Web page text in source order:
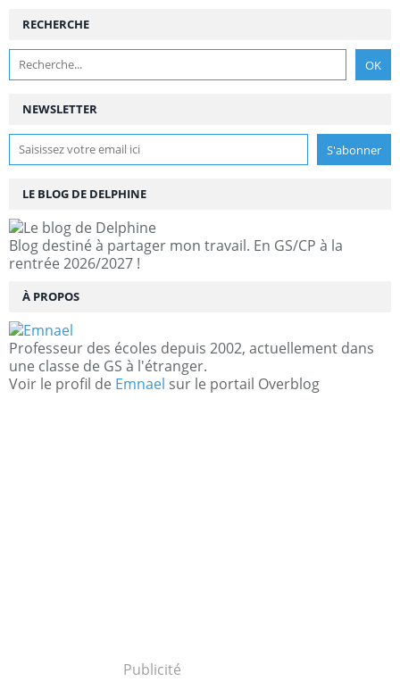
NEWSLETTER
RECHERCHE
LE BLOG DE DELPHINE
Blog destiné à partager mon travail. En GS/CP à la
rentrée 2026/2027 !
À PROPOS
Professeur des écoles depuis 2002, actuellement dans
une classe de GS à l'étranger.
Voir le profil de Emnael sur le portail Overblog
Publicité